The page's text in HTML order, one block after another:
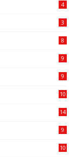
4
3
8
9
9
10
14
9
10